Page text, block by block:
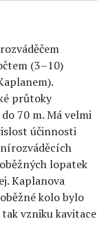
(3–10)
průtoky
70 m. Má velmi
účinnosti
lopatek
Kaplanova
kolo bylo
vzniku kavitace